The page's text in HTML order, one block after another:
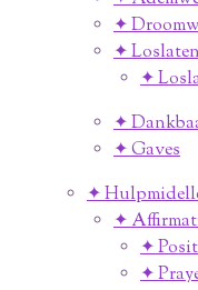
✦
✦
✦
✦
✦ Gaves
✦
✦
✦
✦